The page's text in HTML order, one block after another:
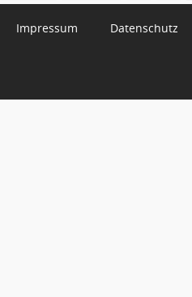
Impressum Datenschutz